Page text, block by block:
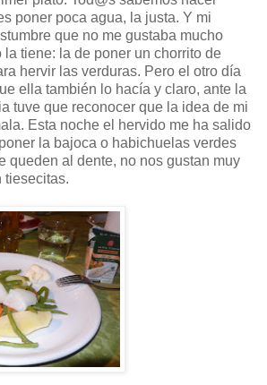
poner poca agua, la justa. Y mi
que no me gustaba mucho
la tiene: la de poner un chorrito de
hervir las verduras. Pero el otro día
ella también lo hacía y claro, ante la
tuve que reconocer que la idea de mi
Esta noche el hervido me ha salido
la bajoca o habichuelas verdes
queden al dente, no nos gustan muy
tiesecitas.